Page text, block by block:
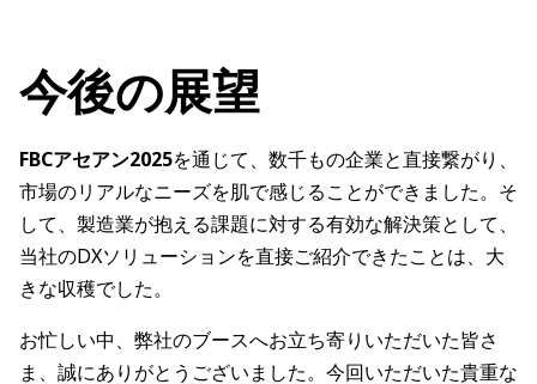
今後の展望
FBCアセアン2025を通じて、数千もの企業と直接繋がり、
市場のリアルなニーズを肌で感じることができました。そ
して、製造業が抱える課題に対する有効な解決策として、
当社のDXソリューションを直接ご紹介できたことは、大
きな収穫でした。
お忙しい中、弊社のブースへお立ち寄りいただいた皆さ
ま、誠にありがとうございました。今回いただいた貴重な